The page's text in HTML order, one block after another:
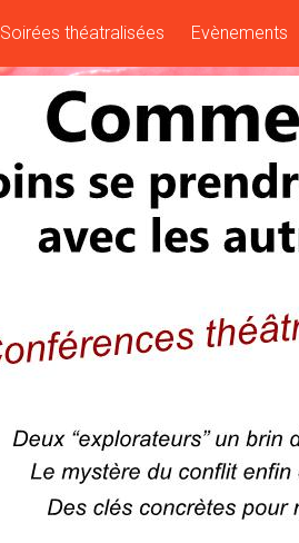
Soirées théatralisées Evènements